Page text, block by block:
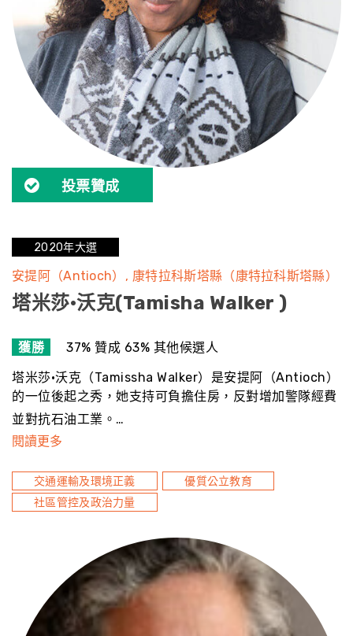
投票贊成
2020年大選
安提阿（Antioch） 康特拉科斯塔縣（康特拉科斯塔縣）
塔米莎·沃克(Tamisha Walker )
獲勝 37% 贊成 63% 其他候選人
塔米莎·沃克（Tamissha Walker）是安提阿（Antioch）
的一位後起之秀，她支持可負擔住房，反對增加警隊經費
並對抗石油工業。…
閱讀更多
交通運輸及環境正義
優質公立教育
社區管控及政治力量